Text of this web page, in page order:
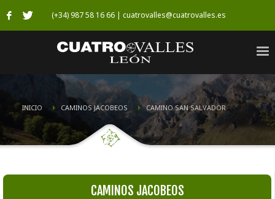
(+34) 987 58 16 66 | cuatrovalles@cuatrovalles.es
INICIO CAMINOS JACOBEOS CAMINO SAN SALVADOR
CAMINOS JACOBEOS